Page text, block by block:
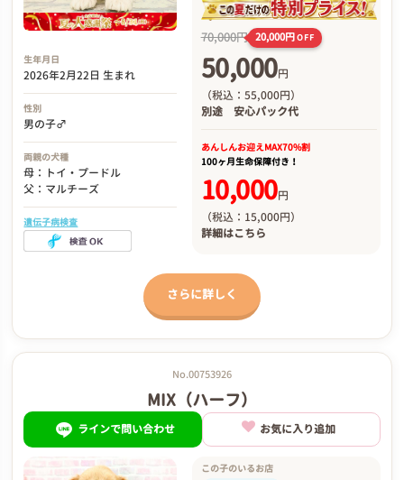
生年月日
2026年2月22日 生まれ
性別
男の子♂
両親の犬種
母：トイ・プードル
父：マルチーズ
遺伝子病検査
70,000円 20,000円OFF
50,000円
（税込：55,000円）
別途 安心パック代
あんしんお迎えMAX70%割
100ヶ月生命保障付き！
10,000円
（税込：15,000円）
詳細はこちら
さらに詳しく
No.00753926
MIX（ハーフ）
ラインで問い合わせ お気に入り追加
この子のいるお店